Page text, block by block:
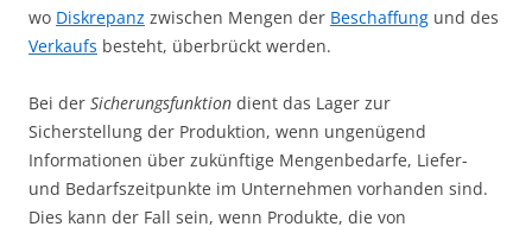
wo Diskrepanz zwischen Mengen der Beschaffung und des
Verkaufs besteht, überbrückt werden.
Bei der Sicherungsfunktion dient das Lager zur
Sicherstellung der Produktion, wenn ungenügend
Informationen über zukünftige Mengenbedarfe, Liefer-
und Bedarfszeitpunkte im Unternehmen vorhanden sind.
Dies kann der Fall sein, wenn Produkte, die von